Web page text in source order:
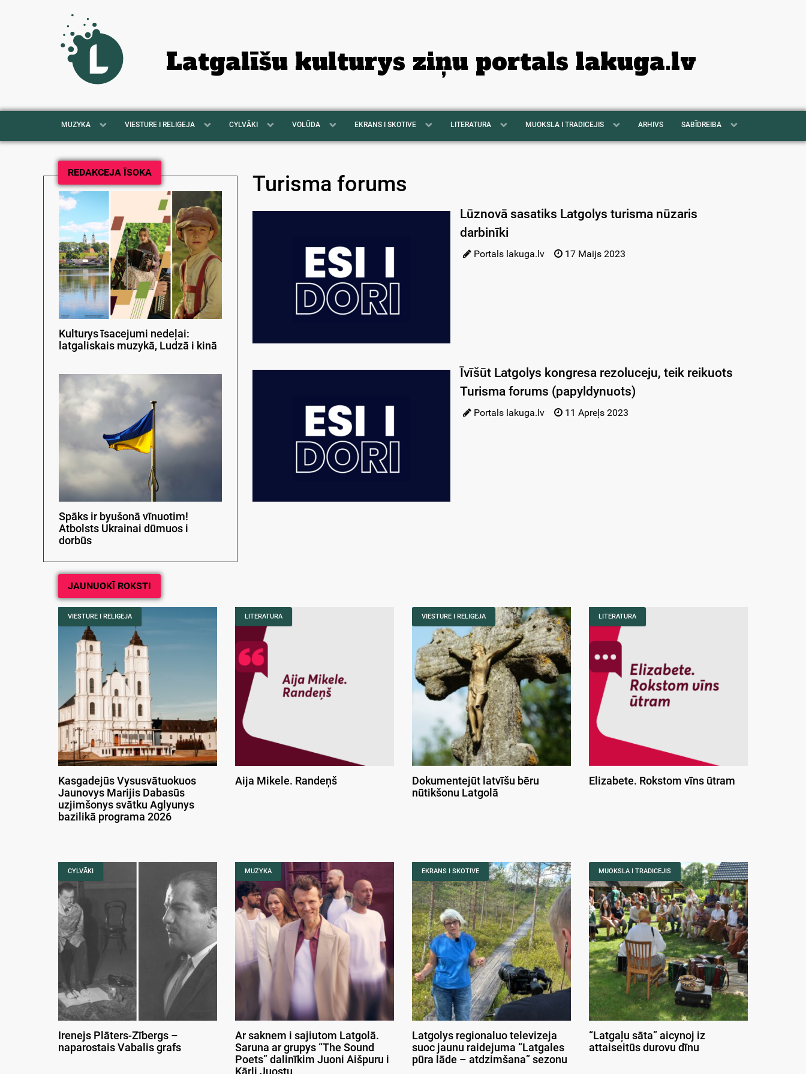
Latgalīšu kulturys ziņu portals lakuga.lv
MUZYKA VIESTURE I RELIGEJA CYLVĀKI VOLŪDA EKRANS I SKOTIVE LITERATURA MUOKSLA I TRADICEJIS ARHIVS SABĪDREIBA
REDAKCEJA ĪSOKA
Kulturys īsacejumi nedeļai:
latgaliskais muzykā, Ludzā i kinā
Spāks ir byušonā vīnuotim!
Atbolsts Ukrainai dūmuos i
dorbūs
Turisma forums
Lūznovā sasatiks Latgolys turisma nūzaris
darbinīki
Portals lakuga.lv 17 Maijs 2023
Īvīšūt Latgolys kongresa rezoluceju, teik reikuots
Turisma forums (papyldynuots)
Portals lakuga.lv 11 Apreļs 2023
JAUNUOKĪ ROKSTI
VIESTURE I RELIGEJA
Kasgadejūs Vysusvātuokuos
Jaunovys Marijis Dabasūs
uzjimšonys svātku Aglyunys
bazilikā programa 2026
LITERATURA
Aija Mikele. Randeņš
VIESTURE I RELIGEJA
Dokumentejūt latvīšu bēru
nūtikšonu Latgolā
LITERATURA
Elizabete. Rokstom vīns ūtram
CYLVĀKI
Irenejs Plāters-Zībergs –
naparostais Vabalis grafs
MUZYKA
Ar saknem i sajiutom Latgolā.
Saruna ar grupys “The Sound
Poets” dalinīkim Juoni Aišpuru i
Kārli Juostu
EKRANS I SKOTIVE
Latgolys regionaluo televizeja
suoc jaunu raidejuma “Latgales
pūra lāde – atdzimšana” sezonu
MUOKSLA I TRADICEJIS
“Latgaļu sāta” aicynoj iz
attaiseitūs durovu dīnu